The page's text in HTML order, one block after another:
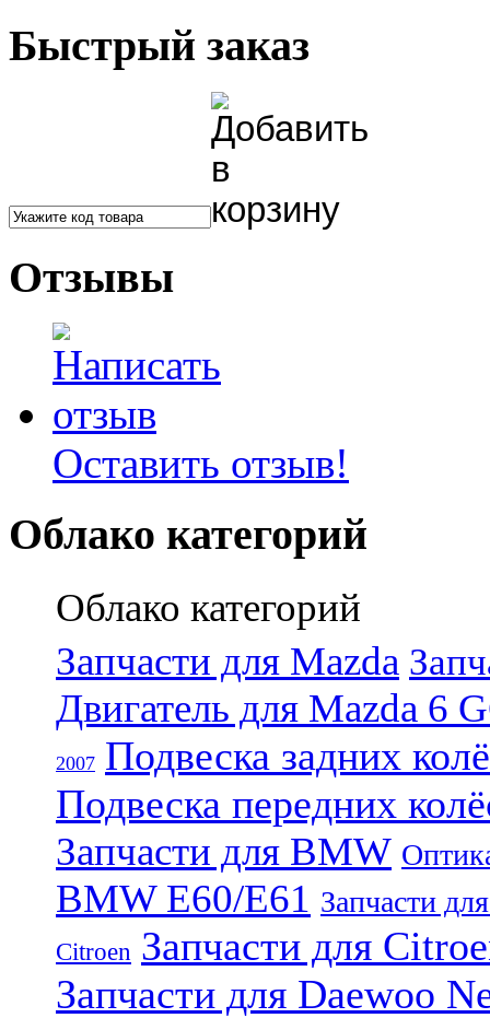
Быстрый заказ
Отзывы
Оставить отзыв!
Облако категорий
Облако категорий
Запчасти для Mazda
Двигатель для Mazda 6
2007 Подвеска задних
Подвеска передних
Запчасти для BMW
BMW E60/E61 Запчасти
Citroen Запчасти для
Запчасти для Daewoo